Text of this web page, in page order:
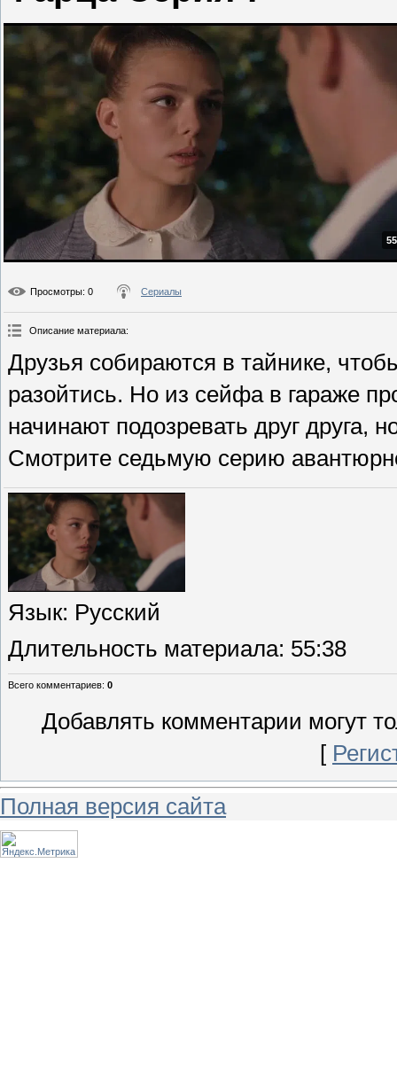
Просмотры: 0 Сериалы
Описание материала:
Друзья собираются в тайнике,
разойтись. Но из сейфа в гараже
начинают подозревать друг друга,
Смотрите седьмую серию
Язык: Русский
Длительность материала: 55:38
Всего комментариев: 0
Добавлять комментарии могут
[
Полная версия сайта